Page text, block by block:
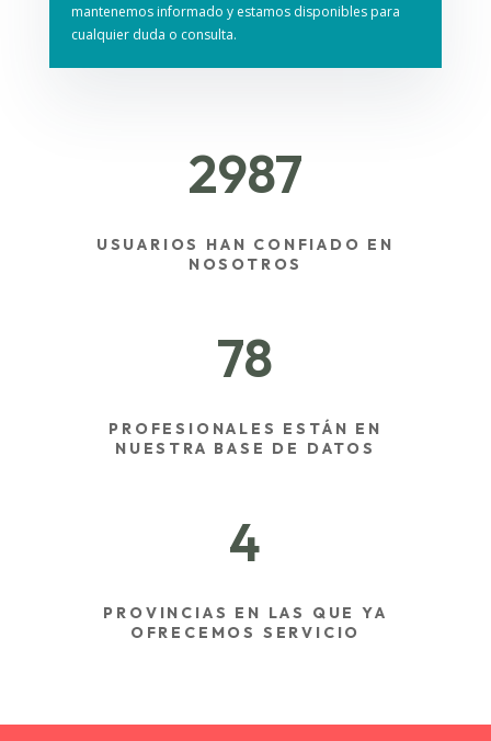
mantenemos informado y estamos disponibles para
cualquier duda o consulta.
2987
USUARIOS HAN CONFIADO EN
NOSOTROS
78
PROFESIONALES ESTÁN EN
NUESTRA BASE DE DATOS
4
PROVINCIAS EN LAS QUE YA
OFRECEMOS SERVICIO